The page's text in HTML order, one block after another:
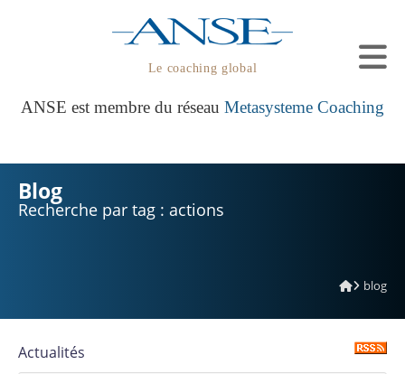
Le coaching global
ANSE est membre du réseau Metasysteme Coaching
Blog
Recherche par tag : actions
blog
Actualités